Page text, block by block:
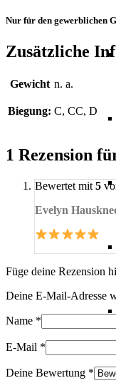
Nur für den gewerblichen
Zusätzliche
Gewicht n. a.
Biegung: C, CC, D
1 Rezension
Bewertet mit 5
Evelyn
Füge deine Rezension
Deine E-Mail-Adresse
Name *
E-Mail *
Deine Bewertung *